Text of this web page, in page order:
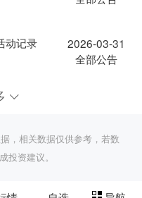
动记录
2026-03-31
全部公告
，相关数据仅供参考，若数
投资建议。